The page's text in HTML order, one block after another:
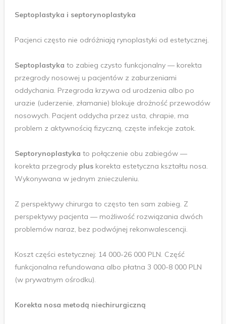
Septoplastyka i septorynoplastyka
Pacjenci często nie odróżniają rynoplastyki od estetycznej.
Septoplastyka to zabieg czysto funkcjonalny — korekta
przegrody nosowej u pacjentów z zaburzeniami
oddychania. Przegroda krzywa od urodzenia albo po
urazie (uderzenie, złamanie) blokuje drożność przewodów
nosowych. Pacjent oddycha przez usta, chrapie, ma
problem z aktywnością fizyczną, częste infekcje zatok.
Septorynoplastyka to połączenie obu zabiegów —
korekta przegrody pluskorekta estetyczna kształtu nosa.
Wykonywana w jednym znieczuleniu.
Z perspektywy chirurga to często ten sam zabieg. Z
perspektywy pacjenta — możliwość rozwiązania dwóch
problemów naraz, bez podwójnej rekonwalescencji.
Koszt części estetycznej: 14 000-26 000 PLN. Część
funkcjonalna refundowana albo płatna 3 000-8 000 PLN
(w prywatnym ośrodku).
Korekta nosa metodą niechirurgiczną